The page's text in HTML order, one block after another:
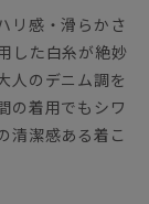
リ感・滑らかさ
した白糸が絶妙
人のデニム調を
の着用でもシワ
清潔感ある着こ